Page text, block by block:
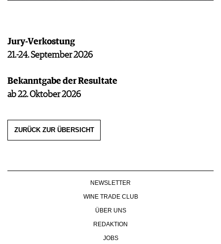
Jury-Verkostung
21.-24. September 2026
Bekanntgabe der Resultate
ab 22. Oktober 2026
ZURÜCK ZUR ÜBERSICHT
NEWSLETTER
WINE TRADE CLUB
ÜBER UNS
REDAKTION
JOBS